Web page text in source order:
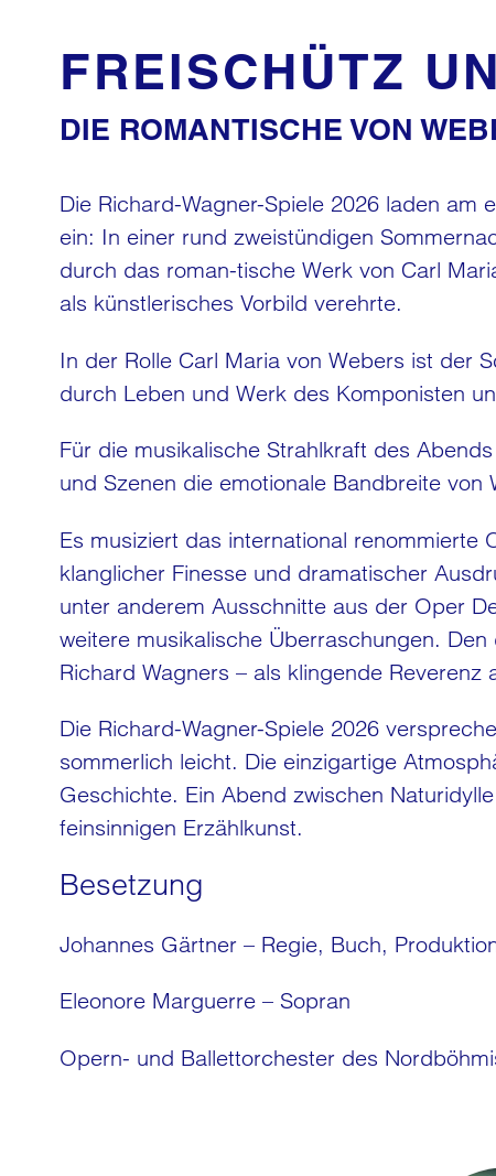
FREISCHÜTZ
DIE ROMANTISCHE VON
Die Richard-Wagner-Spiele 2026 laden
ein: In einer rund zweistündigen
durch das roman-tische Werk von Carl
als künstlerisches Vorbild verehrte.
In der Rolle Carl Maria von Webers ist der
durch Leben und Werk des Komponisten
Für die musikalische Strahlkraft des
und Szenen die emotionale Bandbreite
Es musiziert das international
klanglicher Finesse und dramatischer
unter anderem Ausschnitte aus der Oper
weitere musikalische Überraschungen.
Richard Wagners – als klingende
Die Richard-Wagner-Spiele 2026
sommerlich leicht. Die einzigartige
Geschichte. Ein Abend zwischen
feinsinnigen Erzählkunst.
Besetzung
Johannes Gärtner – Regie, Buch,
Eleonore Marguerre – Sopran
Opern- und Ballettorchester des